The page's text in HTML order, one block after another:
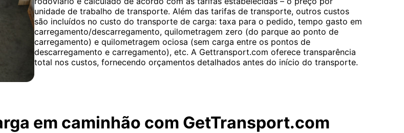
unidade de trabalho de transporte. Além das tarifas de transporte, outros custos
são incluídos no custo do transporte de carga: taxa para o pedido, tempo gasto em
carregamento/descarregamento, quilometragem zero (do parque ao ponto de
carregamento) e quilometragem ociosa (sem carga entre os pontos de
descarregamento e carregamento), etc. A Gettransport.com oferece transparência
total nos custos, fornecendo orçamentos detalhados antes do início do transporte.
em caminhão com GetTransport.com